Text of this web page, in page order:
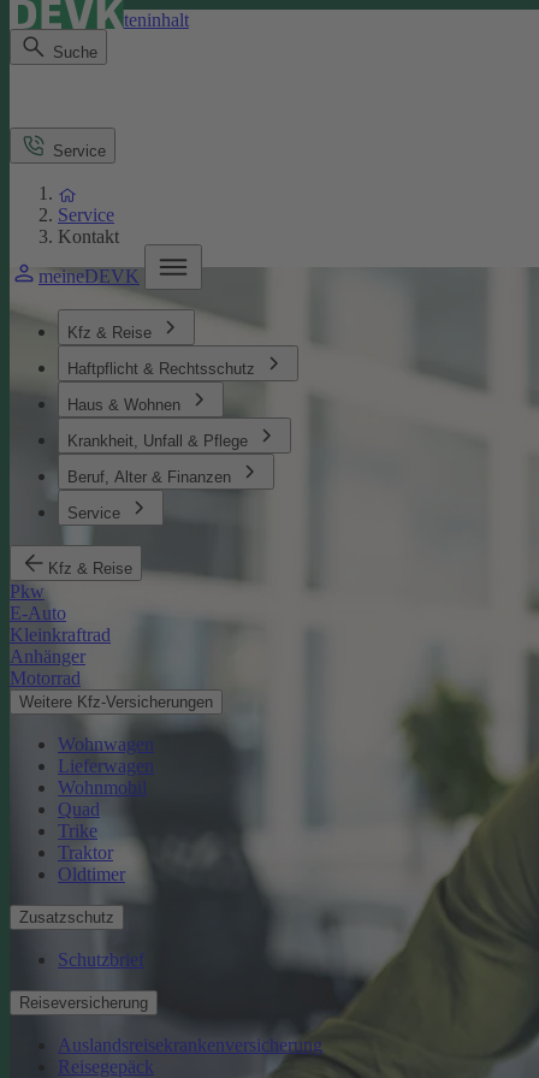
Direkt zum Seiteninhalt
Suche
meineDEVK
Kfz & Reise
Haftpflicht & Rechtsschutz
Haus & Wohnen
Krankheit, Unfall & Pflege
Beruf, Alter & Finanzen
Service
Kfz & Reise
Pkw
E-Auto
Kleinkraftrad
Anhänger
Motorrad
Weitere Kfz-Versicherungen
Wohnwagen
Lieferwagen
Wohnmobil
Quad
Trike
Traktor
Oldtimer
Zusatzschutz
Schutzbrief
Reiseversicherung
Auslandsreisekrankenversicherung
Reisegepäck
Service
Service
Kontakt